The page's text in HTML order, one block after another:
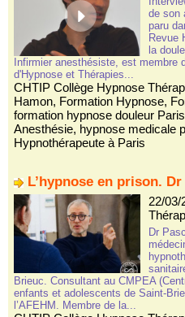
de son
paru
Revue
la
Infirmier anesthésiste, est membre
d'Hypnose et Thérapies...
CHTIP Collège Hypnose
Hamon, Formation Hypnose,
formation hypnose douleur Paris
Anesthésie, hypnose medicale
Hypnothérapeute à Paris
L’hypnose en prison.
22/03/
Dr
Brieuc. Consultant au CMPEA
enfants et adolescents de Saint-
l’AFEHM. Membre de la...